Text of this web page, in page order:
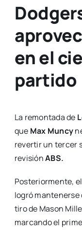
en el
partido
La remontada de
que Max Muncy
revertir un tercer
revisiónABS.
Posteriormente,
logró mantenerse
tiro de Mason
marcando el